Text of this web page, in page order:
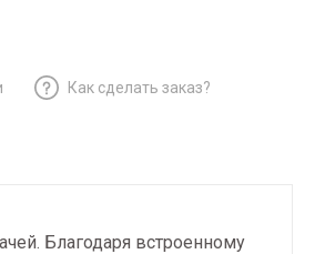
Как сделать заказ?
Благодаря встроенному